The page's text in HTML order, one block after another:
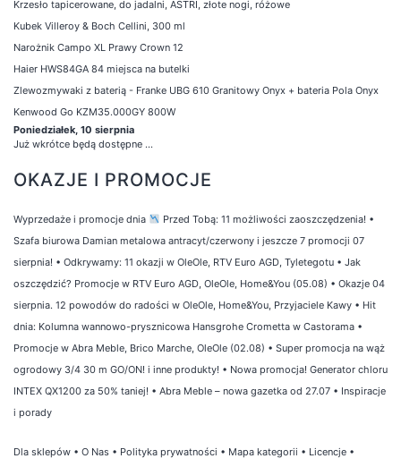
Krzesło tapicerowane, do jadalni, ASTRI, złote nogi, różowe
Kubek Villeroy & Boch Cellini, 300 ml
Narożnik Campo XL Prawy Crown 12
Haier HWS84GA 84 miejsca na butelki
Zlewozmywaki z baterią - Franke UBG 610 Granitowy Onyx + bateria Pola Onyx
Kenwood Go KZM35.000GY 800W
Poniedziałek, 10 sierpnia
Już wkrótce będą dostępne ...
OKAZJE I PROMOCJE
Wyprzedaże i promocje dnia Przed Tobą: 11 możliwości zaoszczędzenia!•
Szafa biurowa Damian metalowa antracyt/czerwony i jeszcze 7 promocji 07
sierpnia! • Odkrywamy: 11 okazji w OleOle, RTV Euro AGD, Tyletegotu • Jak
oszczędzić? Promocje w RTV Euro AGD, OleOle, Home&You (05.08) • Okazje 04
sierpnia. 12 powodów do radości w OleOle, Home&You, Przyjaciele Kawy • Hit
dnia: Kolumna wannowo-prysznicowa Hansgrohe Crometta w Castorama •
Promocje w Abra Meble, Brico Marche, OleOle (02.08) • Super promocja na wąż
ogrodowy 3/4 30 m GO/ON! i inne produkty! • Nowa promocja! Generator chloru
INTEX QX1200 za 50% taniej! • Abra Meble – nowa gazetka od 27.07 • Inspiracje
i porady
Dla sklepów • O Nas • Polityka prywatności • Mapa kategorii • Licencje •